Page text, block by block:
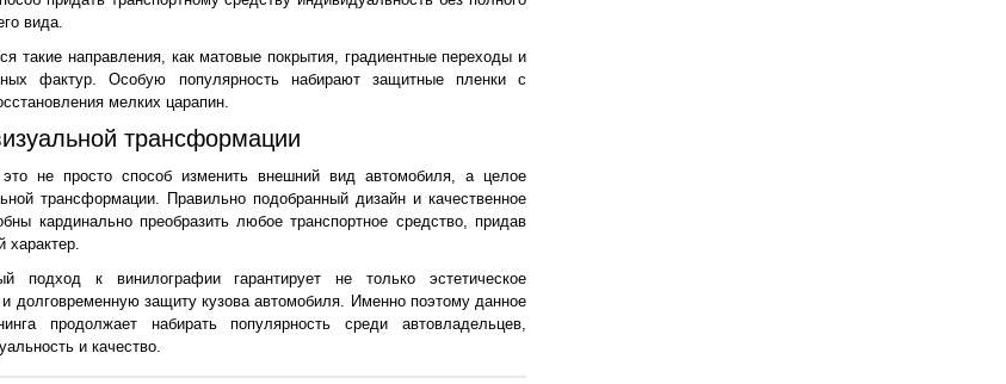
вида.
такие направления, как матовые покрытия, градиентные переходы и
фактур. Особую популярность набирают защитные пленки с
мелких царапин.
трансформации
не просто способ изменить внешний вид автомобиля, а целое
трансформации. Правильно подобранный дизайн и качественное
кардинально преобразить любое транспортное средство, придав
характер.
подход к винилографии гарантирует не только эстетическое
долговременную защиту кузова автомобиля. Именно поэтому данное
продолжает набирать популярность среди автовладельцев,
и качество.